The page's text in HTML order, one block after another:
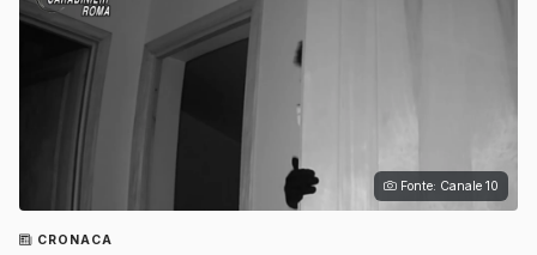
Fonte: Canale 10
CRONACA